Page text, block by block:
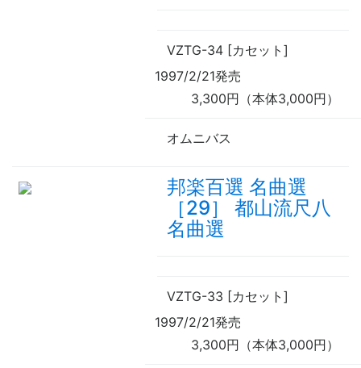
VZTG-34 [カセット]
1997/2/21発売
3,300円（本体3,000円）
オムニバス
邦楽百選 名曲選
［29］ 都山流尺八
名曲選
VZTG-33 [カセット]
1997/2/21発売
3,300円（本体3,000円）